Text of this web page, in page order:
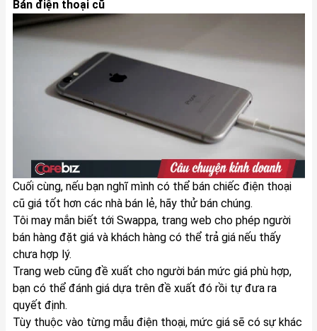
Bán điện thoại cũ
Cuối cùng, nếu bạn nghĩ mình có thể bán chiếc điện thoại
cũ giá tốt hơn các nhà bán lẻ, hãy thử bán chúng.
Tôi may mắn biết tới Swappa, trang web cho phép người
bán hàng đặt giá và khách hàng có thể trả giá nếu thấy
chưa hợp lý.
Trang web cũng đề xuất cho người bán mức giá phù hợp,
bạn có thể đánh giá dựa trên đề xuất đó rồi tự đưa ra
quyết định.
Tùy thuộc vào từng mẫu điện thoại, mức giá sẽ có sự khác